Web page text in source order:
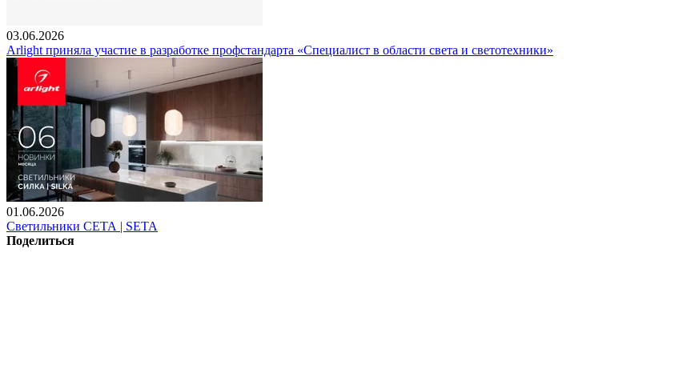
03.06.2026
Arlight приняла участие в разработке профстандарта «Специалист в области света и светотехники»
01.06.2026
Светильники СЕТА | SETA
Поделиться